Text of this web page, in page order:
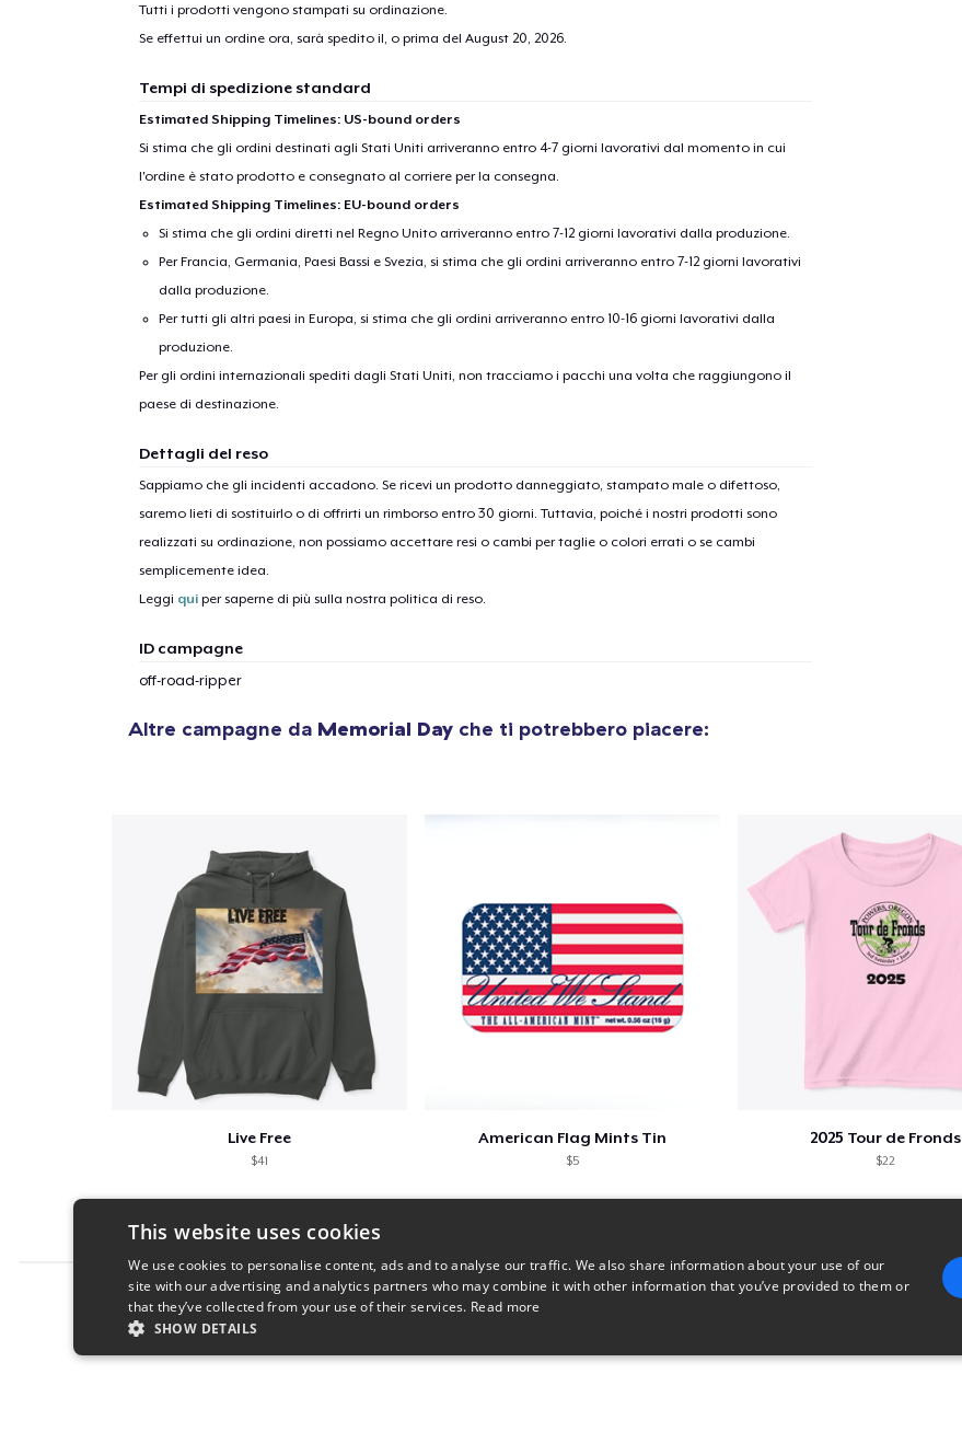
Tutti i prodotti vengono stampati su ordinazione.
Se effettui un ordine ora, sarà spedito il, o prima del August 20, 2026.
Tempi di spedizione standard
Estimated Shipping Timelines: US-bound orders
Si stima che gli ordini destinati agli Stati Uniti arriveranno entro 4-7 giorni lavorativi dal momento in cui
l'ordine è stato prodotto e consegnato al corriere per la consegna.
Estimated Shipping Timelines: EU-bound orders
Si stima che gli ordini diretti nel Regno Unito arriveranno entro 7-12 giorni lavorativi dalla produzione.
Per Francia, Germania, Paesi Bassi e Svezia, si stima che gli ordini arriveranno entro 7-12 giorni lavorativi
dalla produzione.
Per tutti gli altri paesi in Europa, si stima che gli ordini arriveranno entro 10-16 giorni lavorativi dalla
produzione.
Per gli ordini internazionali spediti dagli Stati Uniti, non tracciamo i pacchi una volta che raggiungono il
paese di destinazione.
Dettagli del reso
Sappiamo che gli incidenti accadono. Se ricevi un prodotto danneggiato, stampato male o difettoso,
saremo lieti di sostituirlo o di offrirti un rimborso entro 30 giorni. Tuttavia, poiché i nostri prodotti sono
realizzati su ordinazione, non possiamo accettare resi o cambi per taglie o colori errati o se cambi
semplicemente idea.
Leggi quiper saperne di più sulla nostra politica di reso.
ID campagne
off-road-ripper
Altre campagne da Memorial Day che ti potrebbero piacere:
Live Free
$41
American Flag Mints Tin
$5
2025 Tour de Fronds
$22
Report this product
1articolo aggiunto al carrello
Die Cut Sticker
6,99 USD
Women's Classic Tee
This website uses cookies
We use cookies to personalise content, ads and to analyse our traffic. We also share information about your use of our
site with our advertising and analytics partners who may combine it with other information that you’ve provided to them or
that they’ve collected from your use of their services. Read more
SHOW DETAILS